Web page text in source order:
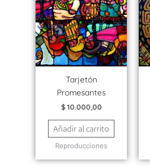
Tarjetón
Promesantes
$10.000,00
Añadir al carrito
Reproducciones